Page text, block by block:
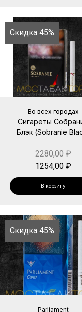
Скидка 45%
Во всех городах
Сигареты
Блэк (Sobranie
2280,00₽
1254,00 ₽
В корзину
Скидка 45%
Parliament